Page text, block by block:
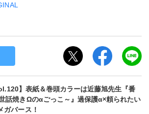
】表紙＆巻頭カラーは近藤旭先生『番
話焼きΩのαごっこ～』過保護α×頼られたい
ガバース！